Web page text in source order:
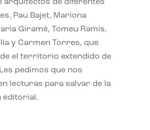
arquitectos de diferentes
Pau Bajet, Mariona
Giramé, Tomeu Ramis,
y Carmen Torres, que
el territorio extendido de
pedimos que nos
lecturas para salvar de la